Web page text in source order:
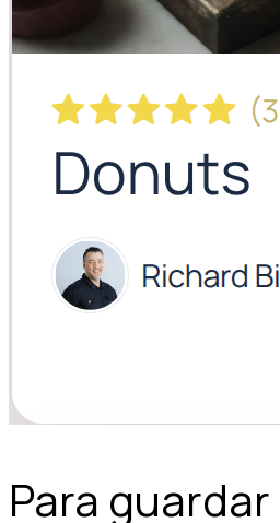
Para